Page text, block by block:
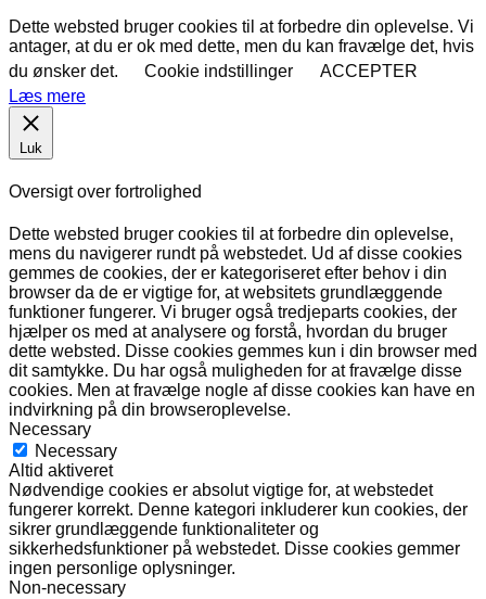
Dette websted bruger cookies til at forbedre din oplevelse. Vi
antager, at du er ok med dette, men du kan fravælge det, hvis
du ønsker det.
Cookie indstillinger
ACCEPTER
Læs mere
Luk
Oversigt over fortrolighed
Dette websted bruger cookies til at forbedre din oplevelse,
mens du navigerer rundt på webstedet. Ud af disse cookies
gemmes de cookies, der er kategoriseret efter behov i din
browser da de er vigtige for, at websitets grundlæggende
funktioner fungerer. Vi bruger også tredjeparts cookies, der
hjælper os med at analysere og forstå, hvordan du bruger
dette websted. Disse cookies gemmes kun i din browser med
dit samtykke. Du har også muligheden for at fravælge disse
cookies. Men at fravælge nogle af disse cookies kan have en
indvirkning på din browseroplevelse.
Necessary
Necessary
Altid aktiveret
Nødvendige cookies er absolut vigtige for, at webstedet
fungerer korrekt. Denne kategori inkluderer kun cookies, der
sikrer grundlæggende funktionaliteter og
sikkerhedsfunktioner på webstedet. Disse cookies gemmer
ingen personlige oplysninger.
Non-necessary